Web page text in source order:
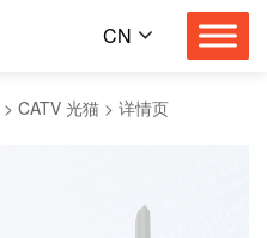
CN
> CATV 光猫 > 详情页